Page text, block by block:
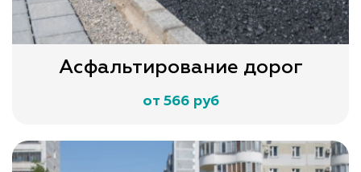
Асфальтирование дорог
от 566 руб